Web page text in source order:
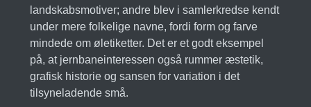
landskabsmotiver; andre blev i samlerkredse kendt
under mere folkelige navne, fordi form og farve
mindede om øletiketter. Det er et godt eksempel
på, at jernbaneinteressen også rummer æstetik,
grafisk historie og sansen for variation i det
tilsyneladende små.